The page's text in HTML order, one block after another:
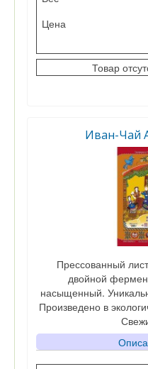
Цена
Кол-во
Товар
Иван-Чай
Прессованный
двойной
насыщенный.
Произведено в